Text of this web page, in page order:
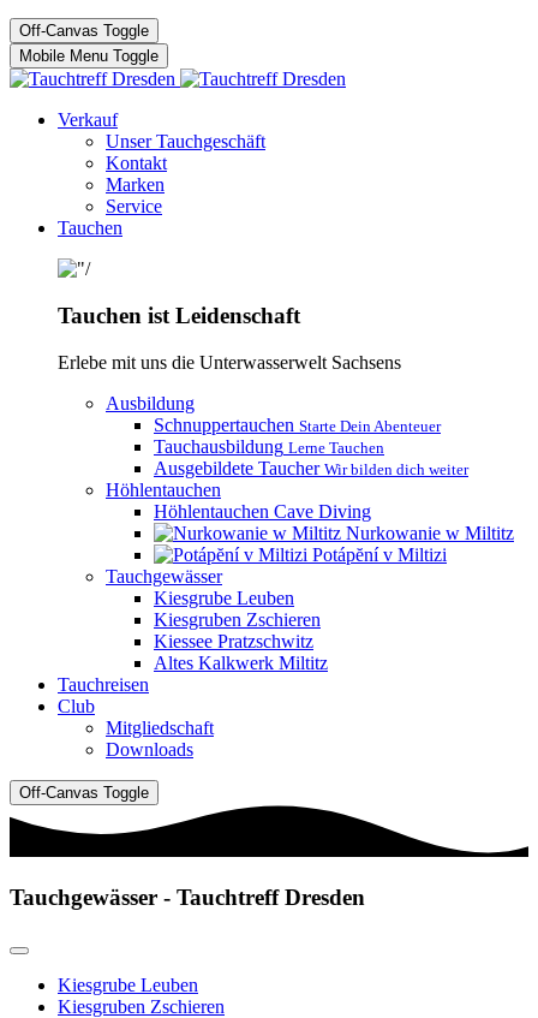
Off-Canvas Toggle
Mobile Menu Toggle
Verkauf
Unser Tauchgeschäft
Kontakt
Marken
Service
Tauchen
Tauchen ist Leidenschaft
Erlebe mit uns die Unterwasserwelt Sachsens
Ausbildung
Schnuppertauchen Starte Dein Abenteuer
Tauchausbildung Lerne Tauchen
Ausgebildete Taucher Wir bilden dich weiter
Höhlentauchen
Höhlentauchen Cave Diving
Nurkowanie w Miltitz
Potápĕní v Miltizi
Tauchgewässer
Kiesgrube Leuben
Kiesgruben Zschieren
Kiessee Pratzschwitz
Altes Kalkwerk Miltitz
Tauchreisen
Club
Mitgliedschaft
Downloads
Off-Canvas Toggle
Tauchgewässer - Tauchtreff Dresden
Kiesgrube Leuben
Kiesgruben Zschieren